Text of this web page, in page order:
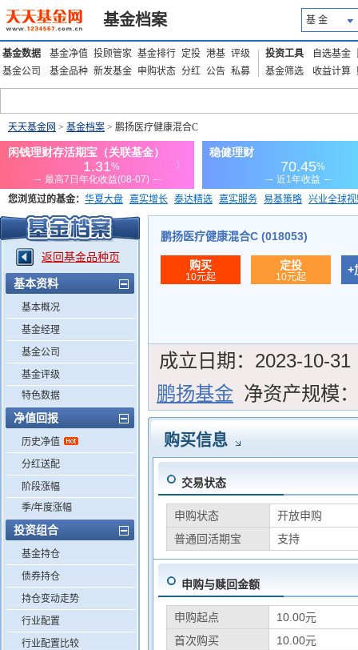
基金档案 基 金
基金数据 基金净值 投顾管家 基金排行 定投 港基 评级
基金公司
基金品种 新发基金 申购状态 分红 公告 私募
投资工具 自选基金
基金筛选
收益计算
天天基金网 > 基金档案 > 鹏扬医疗健康混合C
您浏览过的基金： 华夏大盘 嘉实增长 泰达精选 嘉实服务 易基策略 兴业全球
添富优势 华安宏利 上证180价值ETF
返回基金品种页
基本资料
基本概况
基金经理
基金公司
基金评级
特色数据
净值回报
历史净值
分红送配
阶段涨幅
季/年度涨幅
投资组合
基金持仓
债券持仓
持仓变动走势
行业配置
行业配置比较
鹏扬医疗健康混合C (018053)
购买
10元起
定投
10元起
+
成立日期： 2023-10-31
鹏扬基金 净资产规模：
购买信息
交易状态
申购状态
开放申购
普通回活期宝
支持
申购与赎回金额
申购起点
10.00元
首次购买
10.00元